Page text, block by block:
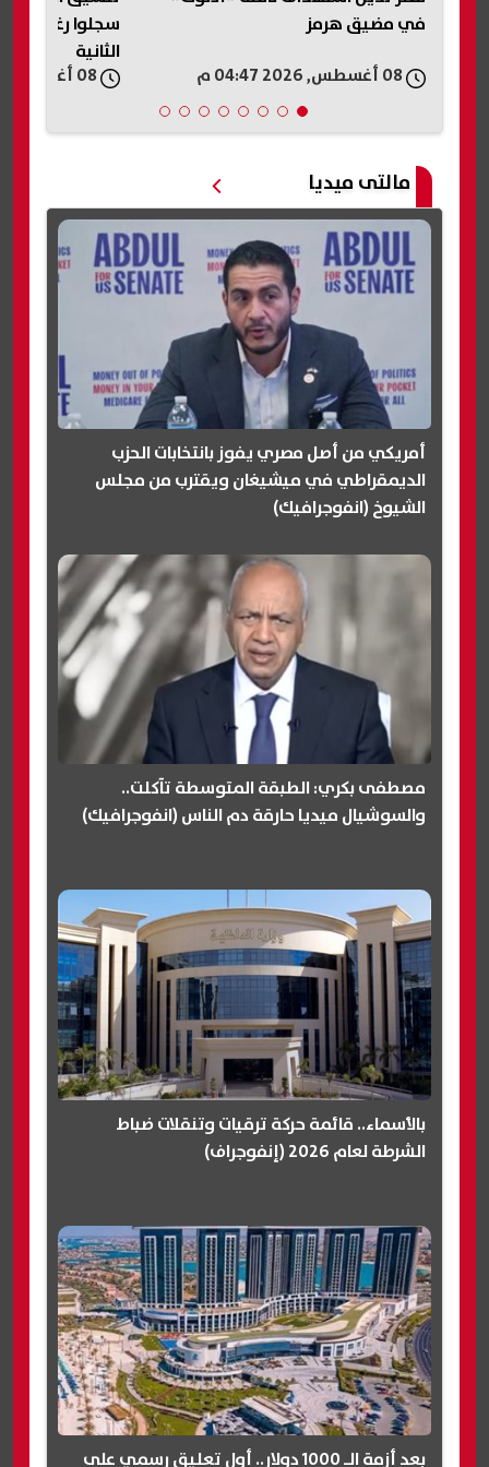
سجلوا رغباتهم وموعد المرحلة
الاجتماعي
مالتى ميديا
أمريكي من أصل مصري يفوز بانتخابات الحزب
الديمقراطي في ميشيغان ويقترب من مجلس
الشيوخ (انفوجرافيك)
مصطفى بكري: الطبقة المتوسطة تآكلت..
والسوشيال ميديا حارقة دم الناس (انفوجرافيك)
بالأسماء.. قائمة حركة ترقيات وتنقلات ضباط
الشرطة لعام 2026 (إنفوجراف)
بعد أزمة الـ 1000 دولار.. أول تعليق رسمي على